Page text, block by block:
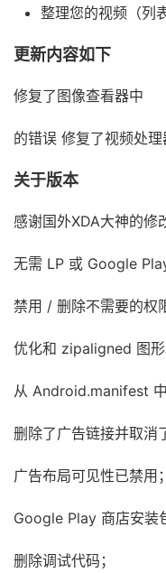
整理您的视频（列
更新内容如下
修复了图像查看器中
的错误 修复了视频处
关于版本
感谢国外XDA大神的修
无需 LP 或 Google
禁用 / 删除不需要的权
优化和 zipaligned 图形
从 Android.manifest
删除了广告链接并取消
广告布局可见性已禁用；
Google Play 商店安装
删除调试代码；